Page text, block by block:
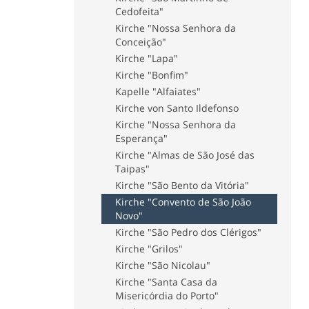
Museum des Portweins
Straßenbahnmuseum - "Carro
Eléctrico"
Anatomiemuseum "Faculdade
de Medicina da Universidade
do Porto"
Museum "História Natural" der
Universität von Porto
Museum "Engenheiro António
de Almeida"
Museum "Fernando de Castro"
Museum "Instituto Superior de
Engenharia"
Museum "Faculdade de Belas
Artes"
Casa-Oficina António Carneiro
Museum "Arte Sacra e
Arqueologia"
MMIPO - Museum der
Misericórdia von Porto
Cedofeita"
Kirche "Nossa Senhora da
Conceição"
Kirche "Lapa"
Kirche "Bonfim"
Kapelle "Alfaiates"
Kirche von Santo Ildefonso
Kirche "Nossa Senhora da
Esperança"
Kirche "Almas de São José das
Taipas"
Kirche "São Bento da Vitória"
Kirche "Convento de São João
Novo"
Kirche "São Pedro dos Clérigos"
Kirche "Grilos"
Kirche "São Nicolau"
Kirche "Santa Casa da
Misericórdia do Porto"